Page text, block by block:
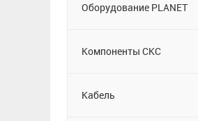
Оборудование PLANET
Компоненты СКС
Кабель